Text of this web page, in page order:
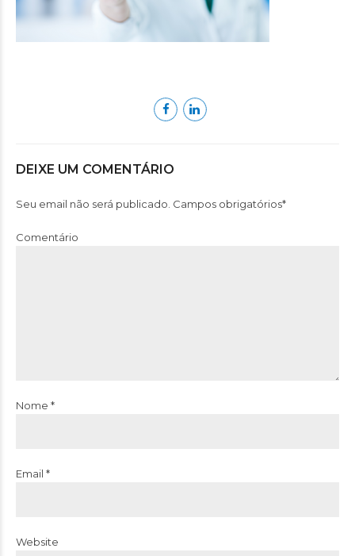
DEIXE UM COMENTÁRIO
Seu email não será publicado. Campos obrigatórios*
Comentário
Nome *
Email *
Website